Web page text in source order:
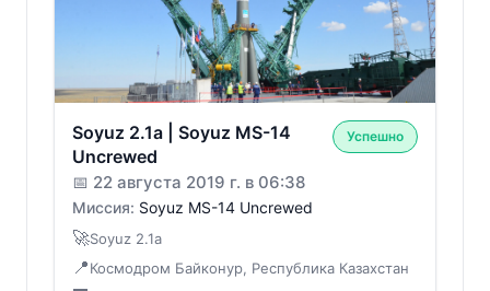
Soyuz 2.1a | Soyuz MS-14
Uncrewed
Успешно
📅 22 августа 2019 г. в 06:38
Миссия: Soyuz MS-14 Uncrewed
🚀Soyuz 2.1a
📍Космодром Байконур, Республика Казахстан